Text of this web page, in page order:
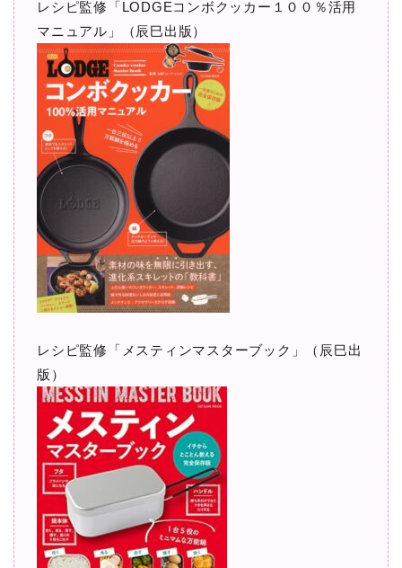
レシピ監修「LODGEコンボクッカー１００％活用
マニュアル」（辰巳出版）
レシピ監修「メスティンマスターブック」（辰巳出
版）